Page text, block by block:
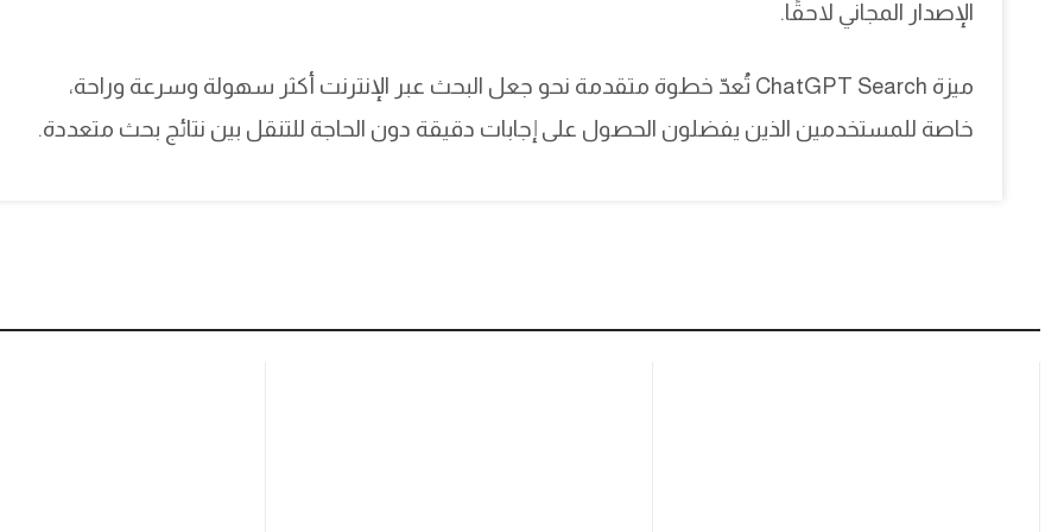
الإصدار المجاني لاحقًا.
ميزة ChatGPT Search تُعدّ خطوة متقدمة نحو جعل البحث عبر الإنترنت أكثر سهولة وسرعة وراحة،
خاصة للمستخدمين الذين يفضلون الحصول على إجابات دقيقة دون الحاجة للتنقل بين نتائج بحث متعددة.